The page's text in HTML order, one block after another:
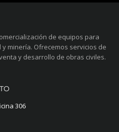
de equipos para
minería. Ofrecemos servicios de
y desarrollo de obras civiles.
306